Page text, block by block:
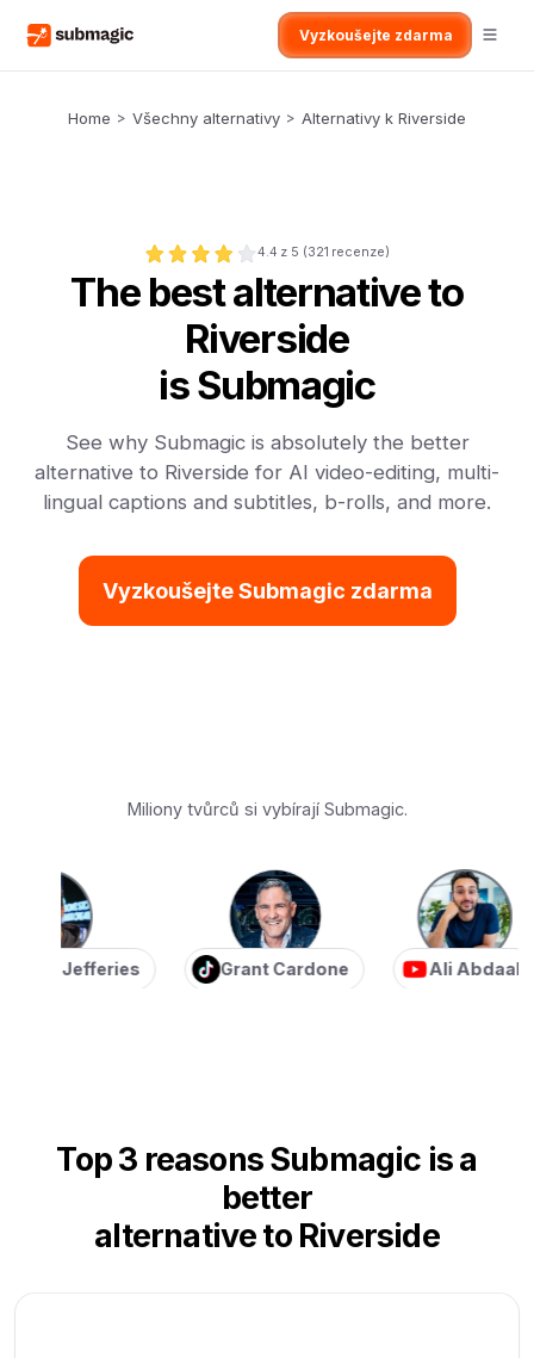
Vyzkoušejte zdarma
Home > Všechny alternativy > Alternativy k Riverside
4.4 z 5 (321 recenze)
The best alternative to
Riverside
is Submagic
See why Submagic is absolutely the better
alternative to Riverside for AI video-editing, multi-
lingual captions and subtitles, b-rolls, and more.
Vyzkoušejte Submagic zdarma
Miliony tvůrců si vybírají Submagic.
Jefferies Grant Cardone Ali Abdaal
Top 3 reasons Submagic is a
better
alternative to Riverside